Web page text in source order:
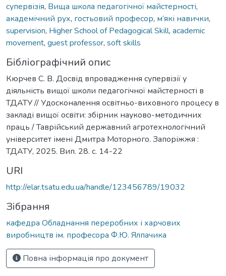
супервізія, Вища школа педагогічної майстерності,
академічний рух, гостьовий професор, м’які навички,
supervision, Higher School of Pedagogical Skill, academic
movement, guest professor, soft skills
Бібліографічний опис
Кюрчев С. В. Досвід впровадження супервізії у
діяльність вищої школи педагогічної майстерності в
ТДАТУ // Удосконалення освітньо-виховного процесу в
закладі вищої освіти: збірник науково-методичних
праць / Таврійський державний агротехнологічний
університет імені Дмитра Моторного. Запоріжжя :
ТДАТУ, 2025. Вип. 28. с. 14-22
URI
http://elar.tsatu.edu.ua/handle/123456789/19032
Зібрання
кафедра Обладнання переробних і харчових
виробництв ім. професора Ф.Ю. Ялпачика
Повна інформація про документ